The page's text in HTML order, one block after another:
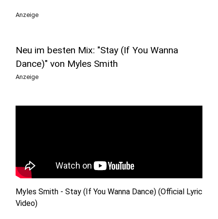
Anzeige
Neu im besten Mix: "Stay (If You Wanna
Dance)" von Myles Smith
Anzeige
Myles Smith - Stay (If You Wanna Dance) (Official Lyric
Video)